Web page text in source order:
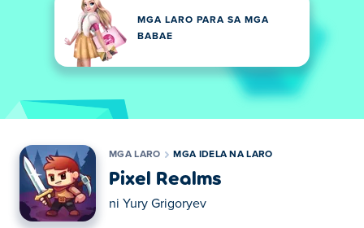
MGA LARO PARA SA MGA
BABAE
MGA LARO MGA IDELA NA LARO
Pixel Realms
ni Yury Grigoryev